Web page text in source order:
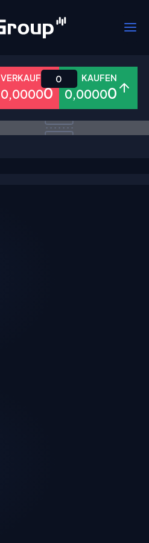
Forex Metalle Aktien
VERKAUFEN
0,00000
KAUFEN
0,00000
0